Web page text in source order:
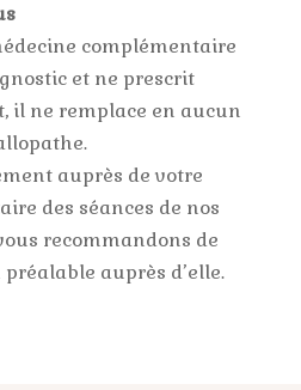
complémentaire
et ne prescrit
il ne remplace en aucun
auprès de votre
des séances de nos
recommandons de
auprès d’elle.